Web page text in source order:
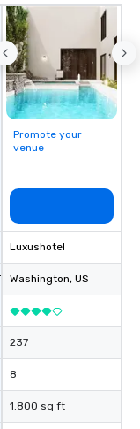
Promote your
venue
Luxushotel
Washington, US
237
8
1.800 sq ft